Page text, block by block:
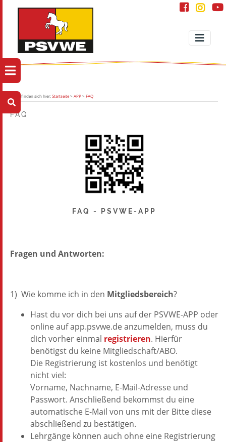
Sie befinden sich hier:Startseite> APP> FAQ
FAQ
FAQ - PSVWE-APP
Fragen und Antworten:
1) Wie komme ich in den Mitgliedsbereich?
Hast du vor dich bei uns auf der PSVWE-APP oder
online auf app.psvwe.de anzumelden, muss du
dich vorher einmal registrieren. Hierfür
benötigst du keine Mitgliedschaft/ABO.
Die Registrierung ist kostenlos und benötigt
nicht viel:
Vorname, Nachname, E-Mail-Adresse und
Passwort. Anschließend bekommst du eine
automatische E-Mail von uns mit der Bitte diese
abschließend zu bestätigen.
Lehrgänge können auch ohne eine Registrierung